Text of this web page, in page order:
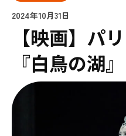
2024年10月31日
【映画】パ
『白鳥の湖